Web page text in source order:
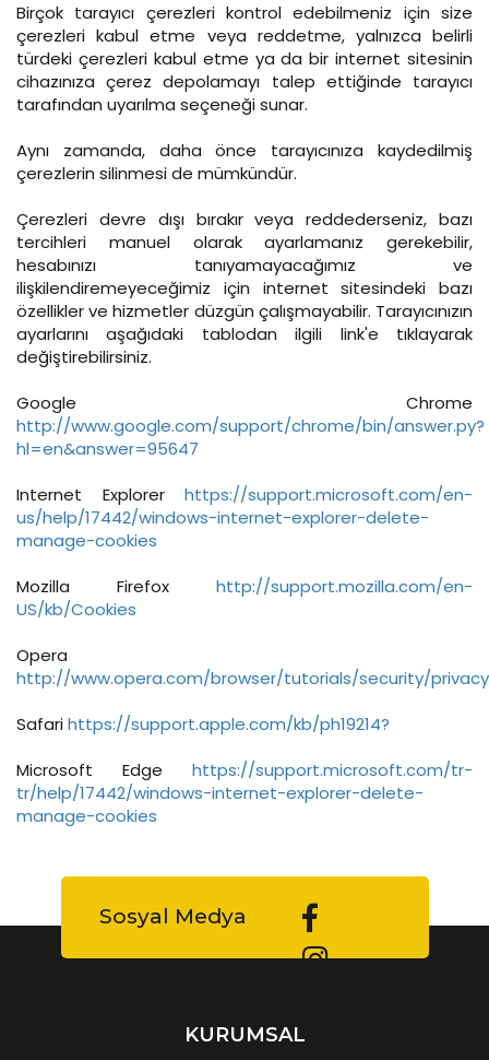
Birçok tarayıcı çerezleri kontrol edebilmeniz için size
çerezleri kabul etme veya reddetme, yalnızca belirli
türdeki çerezleri kabul etme ya da bir internet sitesinin
cihazınıza çerez depolamayı talep ettiğinde tarayıcı
tarafından uyarılma seçeneği sunar.
Aynı zamanda, daha önce tarayıcınıza kaydedilmiş
çerezlerin silinmesi de mümkündür.
Çerezleri devre dışı bırakır veya reddederseniz, bazı
tercihleri manuel olarak ayarlamanız gerekebilir,
hesabınızı tanıyamayacağımız ve
ilişkilendiremeyeceğimiz için internet sitesindeki bazı
özellikler ve hizmetler düzgün çalışmayabilir. Tarayıcınızın
ayarlarını aşağıdaki tablodan ilgili link'e tıklayarak
değiştirebilirsiniz.
Google Chrome
http://www.google.com/support/chrome/bin/answer.py?
hl=en&answer=95647
Internet Explorer https://support.microsoft.com/en-
us/help/17442/windows-internet-explorer-delete-
manage-cookies
Mozilla Firefox http://support.mozilla.com/en-
US/kb/Cookies
Opera
http://www.opera.com/browser/tutorials/security/
Safarihttps://support.apple.com/kb/ph19214?
Microsoft Edge https://support.microsoft.com/tr-
tr/help/17442/windows-internet-explorer-delete-
manage-cookies
Sosyal Medya
KURUMSAL